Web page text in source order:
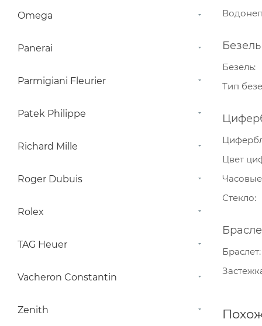
Безель
Безель
Тип
Цвет
Стекло
Браслет
Omega
Panerai
Parmigiani Fleurier
Patek Philippe
Richard Mille
Roger Dubuis
Rolex
TAG Heuer
Vacheron Constantin
Zenith